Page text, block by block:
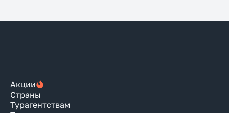
Акции
Страны
Турагентствам